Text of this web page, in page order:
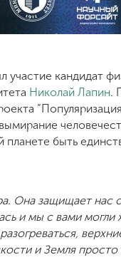
кандидат
Николай Лапин.
быть
Она защищает нас
и мы с вами
и Земля